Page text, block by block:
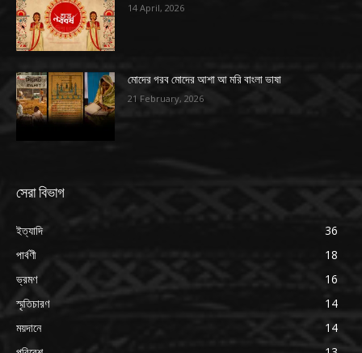
14 April, 2026
মোদের গরব মোদের আশা আ মরি বাংলা ভাষা
21 February, 2026
সেরা বিভাগ
ইত্যাদি
36
পার্বণী
18
ভ্রমণ
16
স্মৃতিচারণ
14
ময়দানে
14